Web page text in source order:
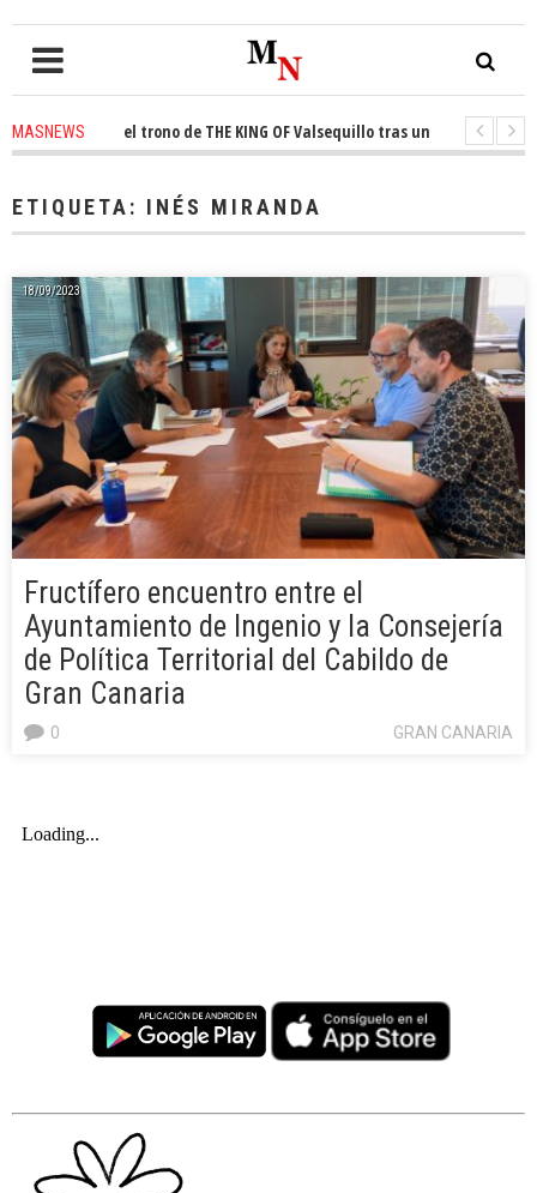
MASNEWSel trono de THE KING OF Valsequillo tras una jornada de
ETIQUETA: INÉS MIRANDA
18/09/2023
Fructífero encuentro entre el
Ayuntamiento de Ingenio y la Consejería
de Política Territorial del Cabildo de
Gran Canaria
GRAN CANARIA
0